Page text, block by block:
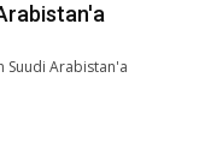
Suudi Arabistan'a